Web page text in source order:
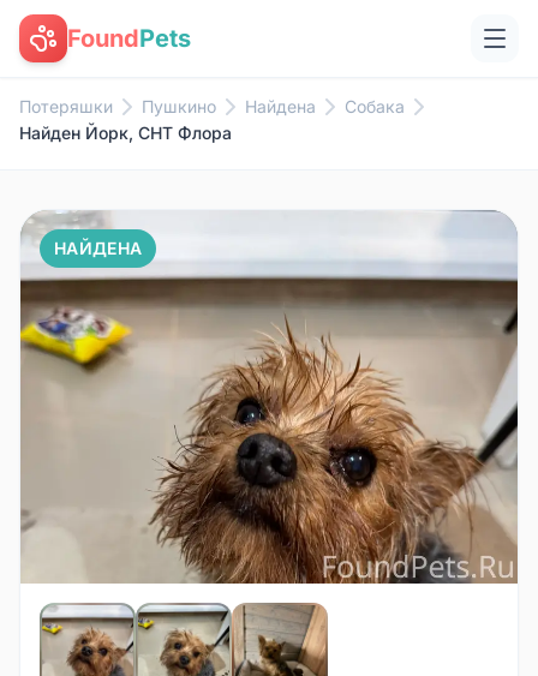
FoundPets
Потеряшки Пушкино Найдена
Собака
Найден Йорк, СНТ Флора
НАЙДЕНА